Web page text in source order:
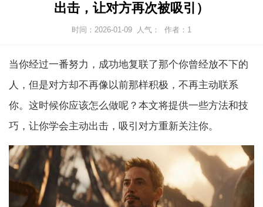
出击，让对方再次被吸引）
时间：2026-01-09 人气： 作者：1
当你经过一番努力，成功地复联了那个你曾经放不下的
人，但是对方却不再像以前那样积极，不再主动联系
你。这时候你应该怎么做呢？本文将提供一些方法和技
巧，让你学会主动出击，吸引对方重新关注你。